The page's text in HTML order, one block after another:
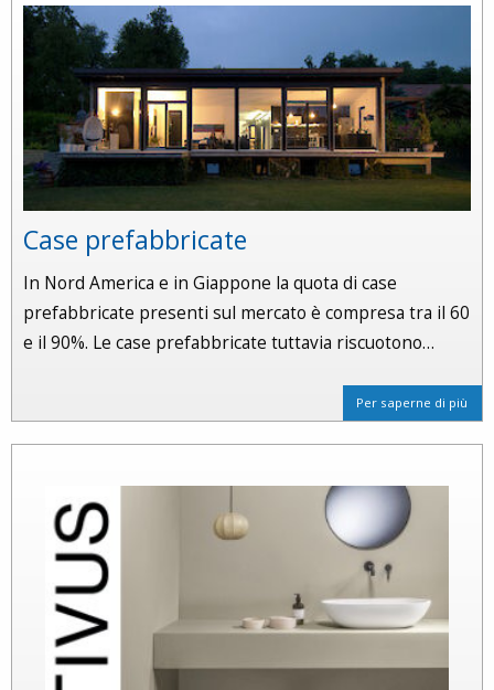
Case prefabbricate
In Nord America e in Giappone la quota di case
prefabbricate presenti sul mercato è compresa tra il 60
e il 90%. Le case prefabbricate tuttavia riscuotono…
Per saperne di più